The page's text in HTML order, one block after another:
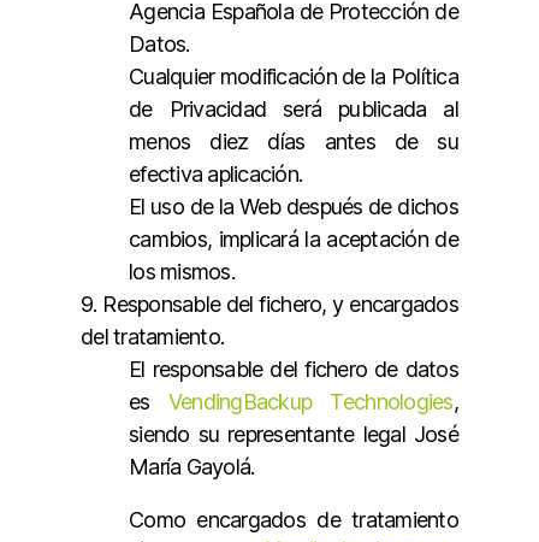
Agencia Española de Protección de
Datos.
Cualquier modificación de la Política
de Privacidad será publicada al
menos diez días antes de su
efectiva aplicación.
El uso de la Web después de dichos
cambios, implicará la aceptación de
los mismos.
9. Responsable del fichero, y encargados
del tratamiento.
El responsable del fichero de datos
es VendingBackup Technologies,
siendo su representante legal José
María Gayolá.
Como encargados de tratamiento